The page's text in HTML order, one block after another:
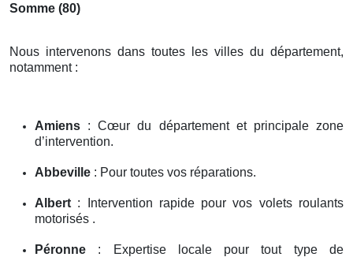
Somme (80)
Nous intervenons dans toutes les villes du département,
notamment :
Amiens : Cœur du département et principale zone
d’intervention.
Abbeville : Pour toutes vos réparations.
Albert : Intervention rapide pour vos volets roulants
motorisés .
Péronne : Expertise locale pour tout type de